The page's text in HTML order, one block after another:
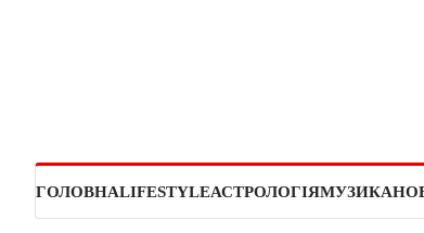
ГОЛОВНАLIFESTYLEАСТРОЛОГІЯМУЗИКА